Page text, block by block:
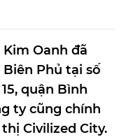
Oanh đã
Phủ tại số
quận Bình
ty cũng chính
Civilized City.